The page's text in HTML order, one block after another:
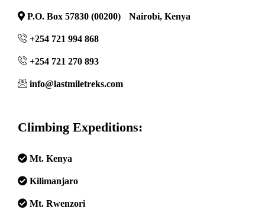
P.O. Box 57830 (00200) Nairobi, Kenya
+254 721 994 868
+254 721 270 893
info@lastmiletreks.com
Climbing Expeditions:
Mt. Kenya
Kilimanjaro
Mt. Rwenzori